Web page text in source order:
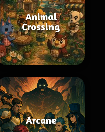
Animal
Crossing
Arcane